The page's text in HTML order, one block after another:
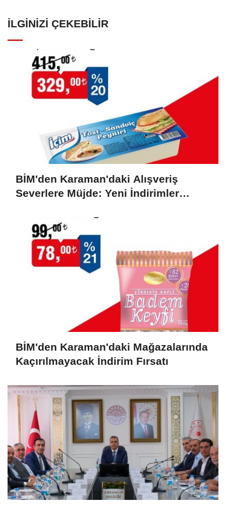
İLGINIZI ÇEKEBILIR
BİM'den Karaman'daki Alışveriş
Severlere Müjde: Yeni İndirimler
BİM'den Karaman'daki Mağazalarında
Kaçırılmayacak İndirim Fırsatı